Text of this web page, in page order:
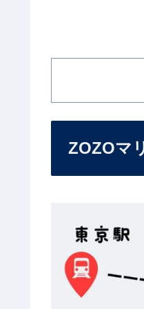
ZOZOマ